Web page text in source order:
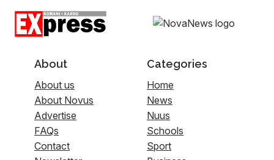
About
About us
About Novus
Advertise
FAQs
Contact
Categories
Home
News
Nuus
Schools
Sport